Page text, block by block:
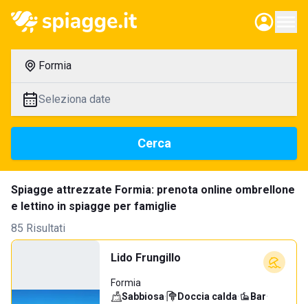
Formia
Seleziona date
Cerca
Spiagge attrezzate Formia: prenota online ombrellone
e lettino in spiagge per famiglie
85 Risultati
Lido Frungillo
Formia
Sabbiosa· Doccia calda· Bar·